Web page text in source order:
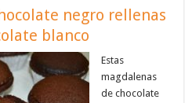
negro rellenas
blanco
Estas
magdalenas
de chocolate